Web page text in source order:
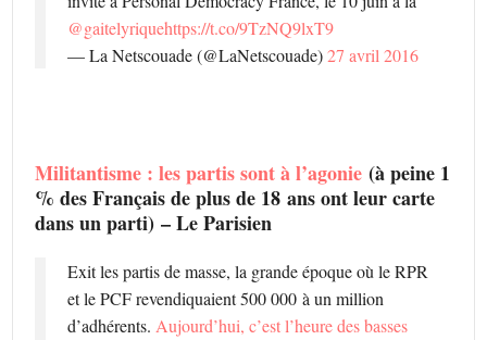
@gaitelyriquehttps://t.co/9TzNQ9lxT9
— La Netscouade (@LaNetscouade)27 avril 2016
Militantisme : les partis sont à l’agonie (à peine 1
% des Français de plus de 18 ans ont leur carte
dans un parti)– Le Parisien
Exit les partis de masse, la grande époque où le RPR
et le PCF revendiquaient 500 000 à un million
d’adhérents.Aujourd’hui, c’est l’heure des basses